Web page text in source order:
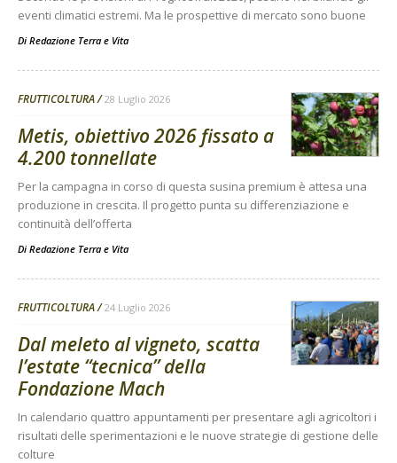
eventi climatici estremi. Ma le prospettive di mercato sono buone
Di Redazione Terra e Vita
FRUTTICOLTURA 28 Luglio 2026
Metis, obiettivo 2026 fissato a
4.200 tonnellate
Per la campagna in corso di questa susina premium è attesa una
produzione in crescita. Il progetto punta su differenziazione e
continuità dell’offerta
Di Redazione Terra e Vita
FRUTTICOLTURA 24 Luglio 2026
Dal meleto al vigneto, scatta
l’estate “tecnica” della
Fondazione Mach
In calendario quattro appuntamenti per presentare agli agricoltori i
risultati delle sperimentazioni e le nuove strategie di gestione delle
colture